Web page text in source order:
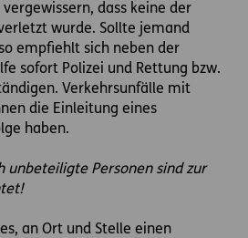
dass keine der
wurde. Sollte jemand
empfiehlt sich neben der
sofort Polizei und Rettung bzw.
Verkehrsunfälle mit
die Einleitung eines
haben.
unbeteiligte Personen sind zur
an Ort und Stelle einen